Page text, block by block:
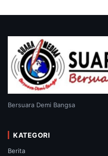
Bersuara Demi Bangsa
KATEGORI
Berita